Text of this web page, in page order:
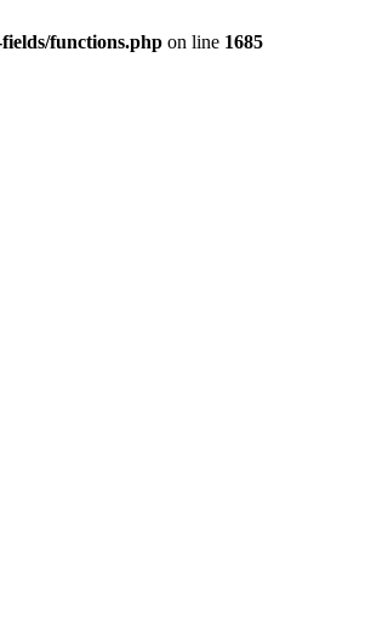
functions.php on line 1685